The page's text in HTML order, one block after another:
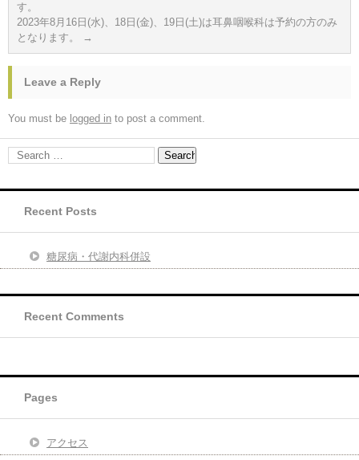
す。
2023年8月16日(水)、18日(金)、19日(土)は耳鼻咽喉科は予約の方のみ
となります。
→
Leave a Reply
You must be logged in to post a comment.
Recent Posts
糖尿病・代謝内科併設
Recent Comments
Pages
アクセス